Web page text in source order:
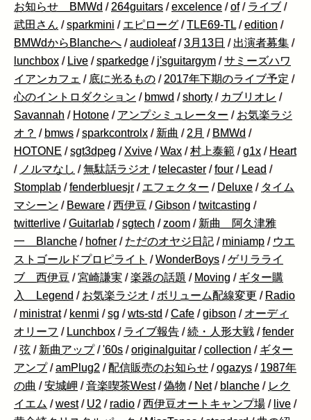
お知らせ BMWd / 264guitars /excelence /of / ライブ /
武田さん /sparkmini / エピローグ /TLE69-TL /edition /
BMWdからBlancheへ /audioleaf /3月13日 / 出演者募集 /
lunchbox / Live /sparkedge / j'sguitargym /サミーズハワ
イアンカフェ / 底に光るもの / 2017年下期のライブ予定 /
心のイントロダクション / bmwd /shorty / カブリオレ /
Savannah / Hotone / アンプシミュレーター / お気楽ラジ
オ？ / bmws /sparkcontrolx / 新曲 / 2月 / BMWd /
HOTONE /sgt3dpeg / Xvive /Wax /村上泰範 /g1x / Heart
/ ノルマなし /無駄話ラジオ /telecaster /four / Lead /
Stomplab /fenderbluesjr / エフェクター / Deluxe / タイム
マシーン / Beware /西伊豆 /Gibson /twitcasting /
twitterlive /Guitarlab /sgtech /zoom / 新曲 阿久津雅
一 Blanche / hofner / ただのオヤジ日記 / miniamp / ウエ
ストゴールドプロピライト /WonderBoys /ゲリラライ
ブ 西伊豆 /宮崎謙実 /楽器の話題 / Moving / ギター購
入 Legend / お気楽ラジオ / ボリューム配線変更 / Radio
/ ministrat / kenmi /sg /wts-std /Cafe /gibson / オーディ
オリーフ / Lunchbox / ライブ報告 /続・人形大戦 /fender
/弦 / 新曲アップ /'60s /originalguitar /collection / ギター
アンプ /amPlug2 /配信販売のお知らせ /ogazys / 1987年
の曲 /安城岬 /音楽喫茶West /偽物 / Net / blanche / レク
イエム /west / U2 / radio /西伊豆オートキャンプ場 / live /